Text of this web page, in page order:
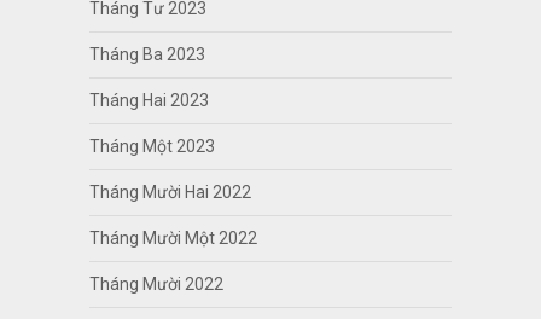
Tháng Tư 2023
Tháng Ba 2023
Tháng Hai 2023
Tháng Một 2023
Tháng Mười Hai 2022
Tháng Mười Một 2022
Tháng Mười 2022